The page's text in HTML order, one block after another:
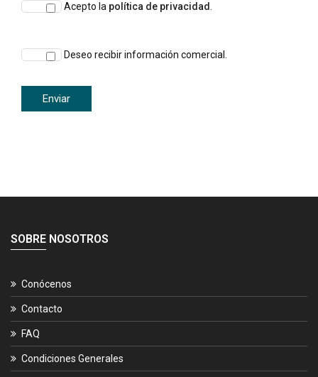
Acepto la política de privacidad.
Deseo recibir información comercial.
SOBRE NOSOTROS
Conócenos
Contacto
FAQ
Condiciones Generales